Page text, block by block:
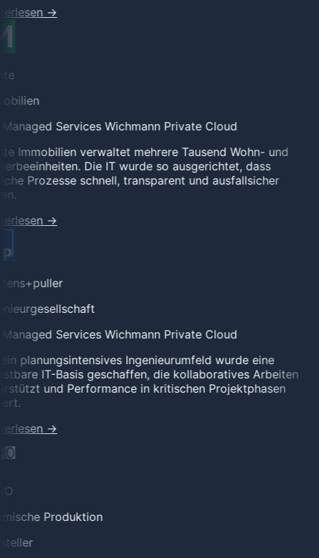
→
ServicesWichmann Private Cloud
Immobilien verwaltet mehrere Tausend Wohn- und
Die IT wurde so ausgerichtet, dass
Prozesse schnell, transparent und ausfallsicher
→
ServicesWichmann Private Cloud
planungsintensives Ingenieurumfeld wurde eine
IT-Basis geschaffen, die kollaboratives Arbeiten
und Performance in kritischen Projektphasen
→
Produktion